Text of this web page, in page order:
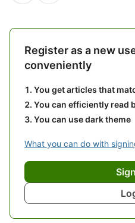
Register as a new
conveniently
You get articles that
You can efficiently read
You can use dark theme
What you can do with